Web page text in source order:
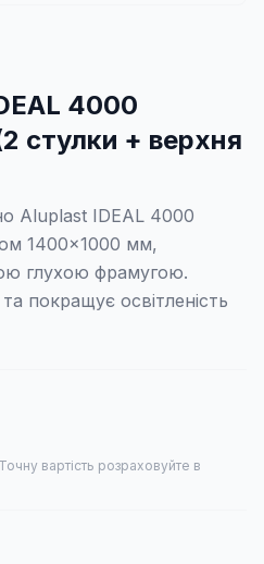
4000
стулки + верхня
Aluplast IDEAL 4000
1400×1000 мм,
глухою фрамугою.
покращує освітленість
Точну вартість розраховуйте в